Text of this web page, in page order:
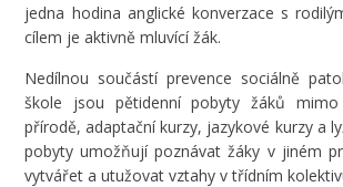
jedna hodina anglické konverzace s
cílem je aktivně mluvící žák.
Nedílnou součástí prevence sociálně
škole jsou pětidenní pobyty žáků
přírodě, adaptační kurzy, jazykové kurzy a
pobyty umožňují poznávat žáky v jiném
vytvářet a utužovat vztahy v třídním